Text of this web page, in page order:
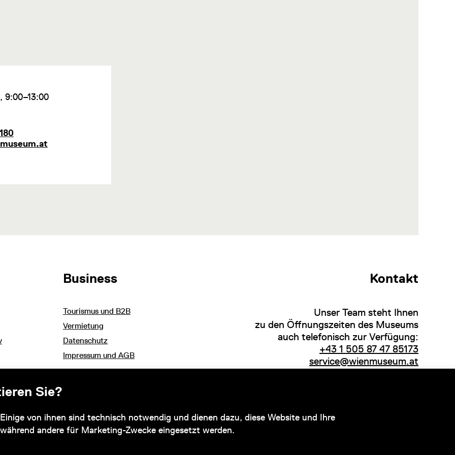
Sie?
von ihnen sind technisch notwendig und dienen dazu, diese Website und Ihre
andere für Marketing-Zwecke eingesetzt werden.
9:00–13:00
Business
Tourismus und B2B
Vermietung
Datenschutz
Impressum und AGB
Kontakt
Unser Team steht Ihnen
zu den Öffnungszeiten des Museums
auch telefonisch zur Verfügung:
+43 1 505 87 47 85173
service@wienmuseum.at
Subventionsgeber Hauptsponsor